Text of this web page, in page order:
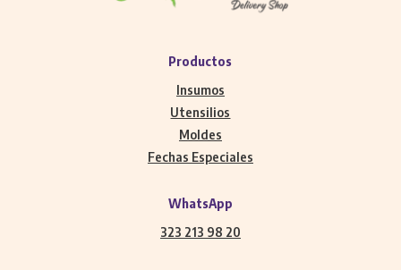
Productos
Insumos
Utensilios
Moldes
Fechas Especiales
WhatsApp
323 213 98 20